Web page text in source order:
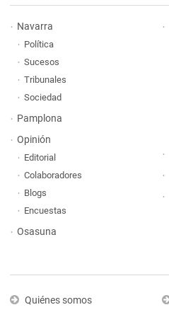
Navarra
Política
Sucesos
Tribunales
Sociedad
Pamplona
Opinión
Editorial
Colaboradores
Blogs
Encuestas
Osasuna
Quiénes somos